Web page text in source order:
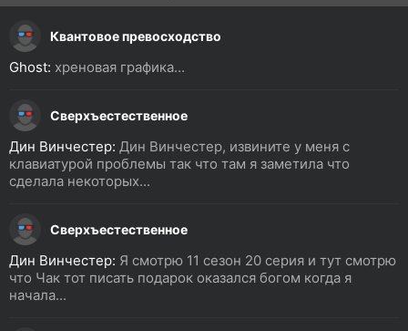
Квантовое превосходство
Ghost: хреновая графика...
Сверхъестественное
Дин Винчестер: Дин Винчестер, извините у меня с
клавиатурой проблемы так что там я заметила что
сделала некоторых...
Сверхъестественное
Дин Винчестер: Я смотрю 11 сезон 20 серия и тут смотрю
что Чак тот писать подарок оказался богом когда я
начала...